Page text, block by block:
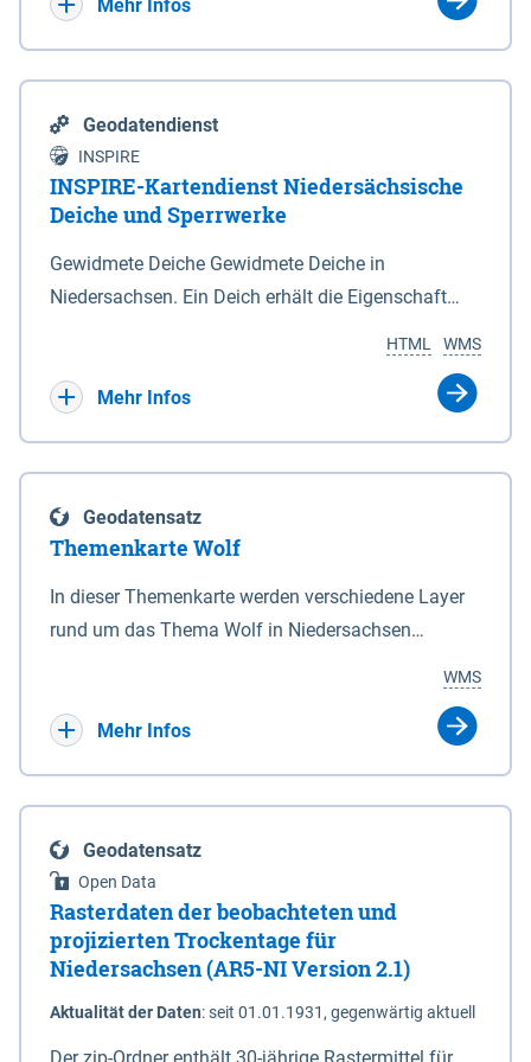
Mehr Infos
Geodatendienst
INSPIRE
INSPIRE-Kartendienst Niedersächsische
Deiche und Sperrwerke
Gewidmete Deiche Gewidmete Deiche in
Niedersachsen. Ein Deich erhält die Eigenschaft
Deichbehörde durch Verordnung ausspricht. Für
enthalten. Sperrwerke Sperrwerke sind Bauwerke
mit Sperrvorrichtungen in Tidegewässern, die dem
Schutz eines Gebietes vor erhöhten Tiden, vor allem
vor Sturmfluten, zu dienen bestimmt sind (§2 Abs.3
Eigenschaft eines Sperrwerkes durch Widmung, die
die Deichbehörde durch Verordnung ausspricht.
WMS
HTML
Mehr Infos
Geodatensatz
Themenkarte Wolf
In dieser Themenkarte werden verschiedene Layer
rund um das Thema Wolf in Niedersachsen
sowie Status der bestehenden Wolfsterritorien im
laufenden Monitoringjahr.
WMS
Mehr Infos
Geodatensatz
Open Data
Rasterdaten der beobachteten und
projizierten Trockentage für
Niedersachsen (AR5-NI Version 2.1)
Aktualität der Daten:seit 01.01.1931, gegenwärtig aktuell